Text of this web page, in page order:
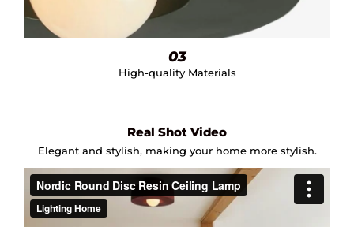
03
High-quality Materials
Real Shot Video
Elegant and stylish, making your home more stylish.